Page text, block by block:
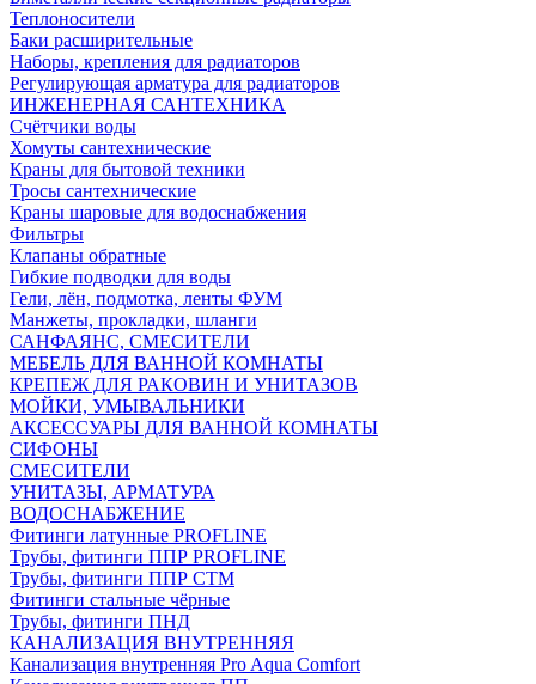
Теплоносители
Баки расширительные
Наборы, крепления для радиаторов
Регулирующая арматура для радиаторов
ИНЖЕНЕРНАЯ САНТЕХНИКА
Счётчики воды
Хомуты сантехнические
Краны для бытовой техники
Тросы сантехнические
Краны шаровые для водоснабжения
Фильтры
Клапаны обратные
Гибкие подводки для воды
Гели, лён, подмотка, ленты ФУМ
Манжеты, прокладки, шланги
САНФАЯНС, СМЕСИТЕЛИ
МЕБЕЛЬ ДЛЯ ВАННОЙ КОМНАТЫ
КРЕПЕЖ ДЛЯ РАКОВИН И УНИТАЗОВ
МОЙКИ, УМЫВАЛЬНИКИ
АКСЕССУАРЫ ДЛЯ ВАННОЙ КОМНАТЫ
СИФОНЫ
СМЕСИТЕЛИ
УНИТАЗЫ, АРМАТУРА
ВОДОСНАБЖЕНИЕ
Фитинги латунные PROFLINE
Трубы, фитинги ППР PROFLINE
Трубы, фитинги ППР СТМ
Фитинги стальные чёрные
Трубы, фитинги ПНД
КАНАЛИЗАЦИЯ ВНУТРЕННЯЯ
Канализация внутренняя Pro Aqua Comfort